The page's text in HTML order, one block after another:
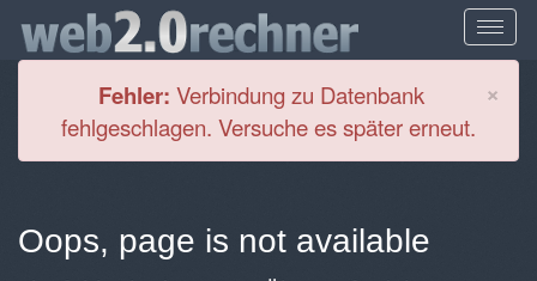
×
Fehler: Verbindung zu Datenbank
fehlgeschlagen. Versuche es später erneut.
Oops, page is not available